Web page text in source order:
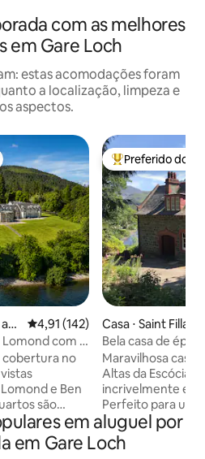
com as melhores
em Gare Loch
estas acomodações foram
a localização, limpeza e
aspectos.
4,91 de uma avaliação média de
4,91 (142)
com 3
no
e Ben
camas
de algodão
vistas
Entre os
Preferido dos
Casa ⋅ Saint Fillans
Bela casa de
maravilhosas
Maravilhosa casa
Altas da Escócia,
incrivelmente
Perfeito para
pausa curta com
uma celebração
uma lua de mel! Ou apenas para
em aluguel por
em Gare Loch